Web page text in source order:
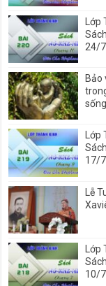
24/
Bảo
sống
Lớp
17/
Lễ
10/